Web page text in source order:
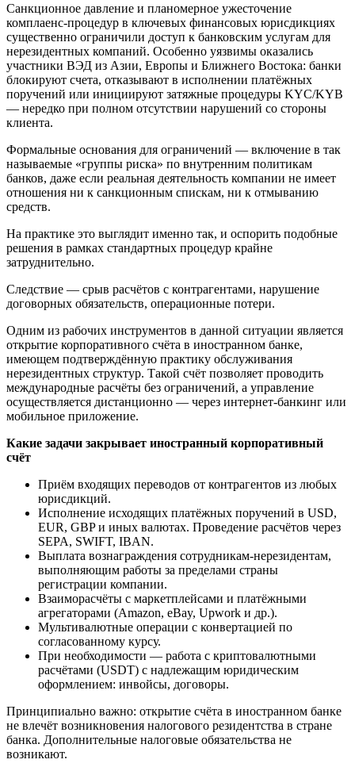
Санкционное давление и планомерное ужесточение
комплаенс-процедур в ключевых финансовых юрисдикциях
существенно ограничили доступ к банковским услугам для
нерезидентных компаний. Особенно уязвимы оказались
участники ВЭД из Азии, Европы и Ближнего Востока: банки
блокируют счета, отказывают в исполнении платёжных
поручений или инициируют затяжные процедуры KYC/KYB
— нередко при полном отсутствии нарушений со стороны
клиента.
Формальные основания для ограничений — включение в так
называемые «группы риска» по внутренним политикам
банков, даже если реальная деятельность компании не имеет
отношения ни к санкционным спискам, ни к отмыванию
средств.
На практике это выглядит именно так, и оспорить подобные
решения в рамках стандартных процедур крайне
затруднительно.
Следствие — срыв расчётов с контрагентами, нарушение
договорных обязательств, операционные потери.
Одним из рабочих инструментов в данной ситуации является
открытие корпоративного счёта в иностранном банке,
имеющем подтверждённую практику обслуживания
нерезидентных структур. Такой счёт позволяет проводить
международные расчёты без ограничений, а управление
осуществляется дистанционно — через интернет-банкинг или
мобильное приложение.
Какие задачи закрывает иностранный корпоративный
счёт
Приём входящих переводов от контрагентов из любых
юрисдикций.
Исполнение исходящих платёжных поручений в USD,
EUR, GBP и иных валютах. Проведение расчётов через
SEPA, SWIFT, IBAN.
Выплата вознаграждения сотрудникам-нерезидентам,
выполняющим работы за пределами страны
регистрации компании.
Взаиморасчёты с маркетплейсами и платёжными
агрегаторами (Amazon, eBay, Upwork и др.).
Мультивалютные операции с конвертацией по
согласованному курсу.
При необходимости — работа с криптовалютными
расчётами (USDT) с надлежащим юридическим
оформлением: инвойсы, договоры.
Принципиально важно: открытие счёта в иностранном банке
не влечёт возникновения налогового резидентства в стране
банка. Дополнительные налоговые обязательства не
возникают.